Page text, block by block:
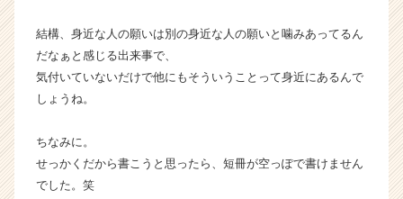
活
サ
イ
ャ
結構、身近な人の願いは別の身近な人の願いと噛みあってるん
だなぁと感じる出来事で、
気付いていないだけで他にもそういうことって身近にあるんで
しょうね。
ちなみに。
せっかくだから書こうと思ったら、短冊が空っぽで書けません
でした。笑